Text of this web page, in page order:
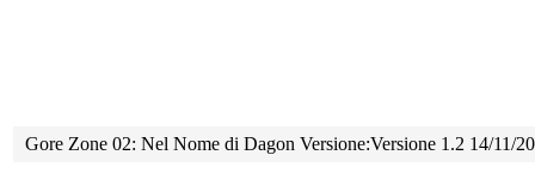
Gore Zone 02: Nel Nome di Dagon Versione:Versione 1.2 14/11/